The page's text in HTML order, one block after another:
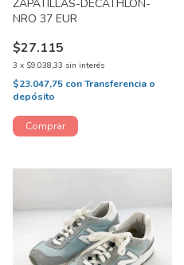
ZAPATILLAS-DECATHLON-
NRO 37 EUR
$27.115
3 x $9.038,33 sin interés
$23.047,75 conTransferencia o
depósito